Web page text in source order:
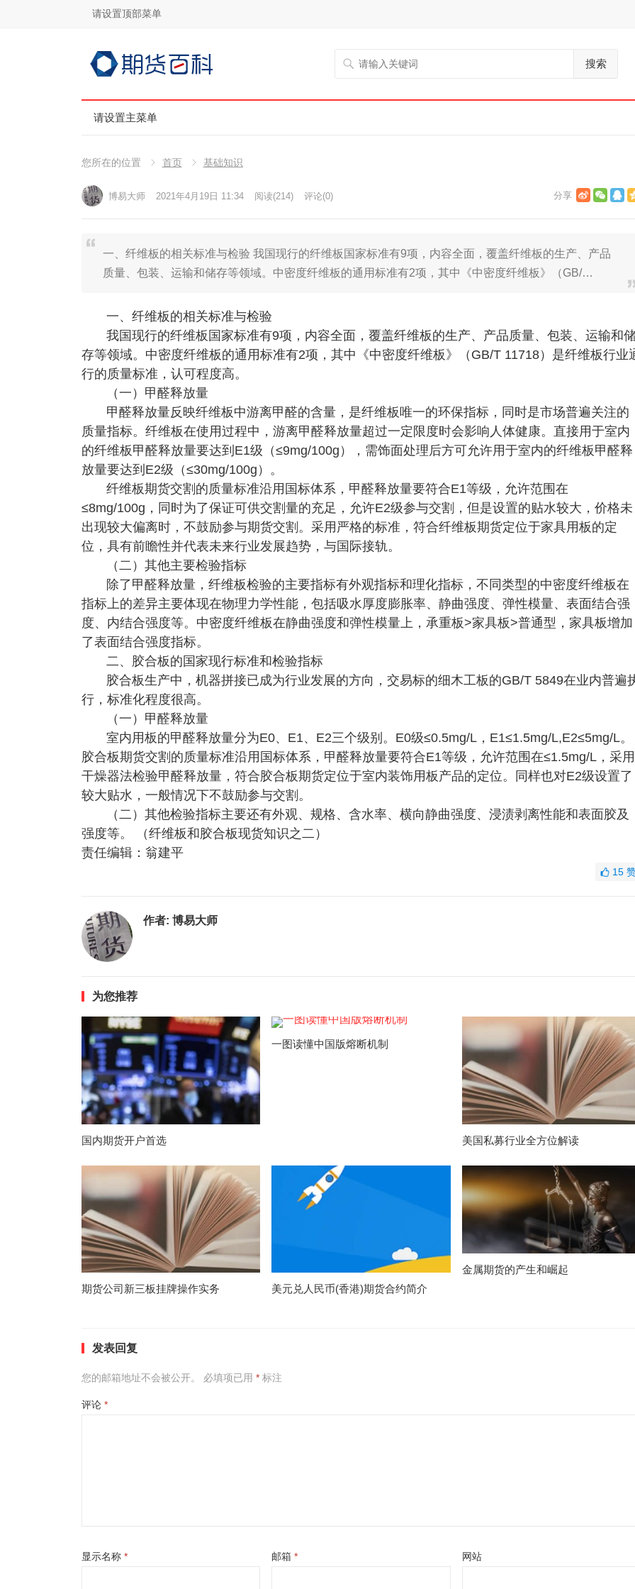
请设置顶部菜单
搜索
请设置主菜单
您所在的位置 首页 基础知识
博易大师 2021年4月19日 11:34 阅读(214) 评论(0)
一、纤维板的相关标准与检验 我国现行的纤维板国家标准有9项，内容全面，覆盖纤维板的生产、产品
质量、包装、运输和储存等领域。中密度纤维板的通用标准有2项，其中《中密度纤维板》（GB/…
一、纤维板的相关标准与检验
我国现行的纤维板国家标准有9项，内容全面，覆盖纤维板的生产、产品质量、包装、运输和
存等领域。中密度纤维板的通用标准有2项，其中《中密度纤维板》（GB/T 11718）是纤维板行业
行的质量标准，认可程度高。
（一）甲醛释放量
甲醛释放量反映纤维板中游离甲醛的含量，是纤维板唯一的环保指标，同时是市场普遍关注的
质量指标。纤维板在使用过程中，游离甲醛释放量超过一定限度时会影响人体健康。直接用于室内
的纤维板甲醛释放量要达到E1级（≤9mg/100g），需饰面处理后方可允许用于室内的纤维板甲醛释
放量要达到E2级（≤30mg/100g）。
纤维板期货交割的质量标准沿用国标体系，甲醛释放量要符合E1等级，允许范围在
≤8mg/100g，同时为了保证可供交割量的充足，允许E2级参与交割，但是设置的贴水较大，价格未
出现较大偏离时，不鼓励参与期货交割。采用严格的标准，符合纤维板期货定位于家具用板的定
位，具有前瞻性并代表未来行业发展趋势，与国际接轨。
（二）其他主要检验指标
除了甲醛释放量，纤维板检验的主要指标有外观指标和理化指标，不同类型的中密度纤维板在
指标上的差异主要体现在物理力学性能，包括吸水厚度膨胀率、静曲强度、弹性模量、表面结合强
度、内结合强度等。中密度纤维板在静曲强度和弹性模量上，承重板>家具板>普通型，家具板增加
了表面结合强度指标。
二、胶合板的国家现行标准和检验指标
胶合板生产中，机器拼接已成为行业发展的方向，交易标的细木工板的GB/T 5849在业内普遍
行，标准化程度很高。
（一）甲醛释放量
室内用板的甲醛释放量分为E0、E1、E2三个级别。E0级≤0.5mg/L，E1≤1.5mg/L,E2≤5mg/L。
胶合板期货交割的质量标准沿用国标体系，甲醛释放量要符合E1等级，允许范围在≤1.5mg/L，采用
干燥器法检验甲醛释放量，符合胶合板期货定位于室内装饰用板产品的定位。同样也对E2级设置了
较大贴水，一般情况下不鼓励参与交割。
（二）其他检验指标主要还有外观、规格、含水率、横向静曲强度、浸渍剥离性能和表面胶及
强度等。 （纤维板和胶合板现货知识之二）
责任编辑：翁建平
15
作者: 博易大师
为您推荐
国内期货开户首选
一图读懂中国版熔断机制
美国私募行业全方位解读
期货公司新三板挂牌操作实务 美元兑人民币(香港)期货合约简介
金属期货的产生和崛起
发表回复
您的邮箱地址不会被公开。 必填项已用 *标注
评论 *
显示名称 * 邮箱* 网站